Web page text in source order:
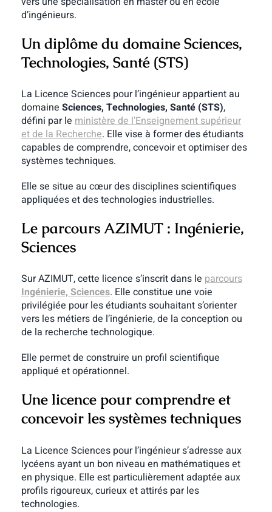
d’ingénieurs.
Un diplôme du domaine Sciences,
Technologies, Santé (STS)
La Licence Sciences pour l’ingénieur appartient au
domaine Sciences, Technologies, Santé (STS),
défini par le ministère de l’Enseignement supérieur
et de la Recherche. Elle vise à former des étudiants
capables de comprendre, concevoir et optimiser des
systèmes techniques.
Elle se situe au cœur des disciplines scientifiques
appliquées et des technologies industrielles.
Le parcours AZIMUT : Ingénierie,
Sciences
Sur AZIMUT, cette licence s’inscrit dans le parcours
Ingénierie, Sciences. Elle constitue une voie
privilégiée pour les étudiants souhaitant s’orienter
vers les métiers de l’ingénierie, de la conception ou
de la recherche technologique.
Elle permet de construire un profil scientifique
appliqué et opérationnel.
Une licence pour comprendre et
concevoir les systèmes techniques
La Licence Sciences pour l’ingénieur s’adresse aux
lycéens ayant un bon niveau en mathématiques et
en physique. Elle est particulièrement adaptée aux
profils rigoureux, curieux et attirés par les
technologies.